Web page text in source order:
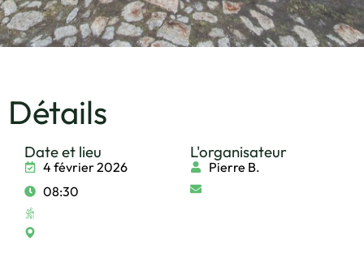
Détails
Date et lieu
4 février 2026
08:30
L'organisateur
Pierre B.